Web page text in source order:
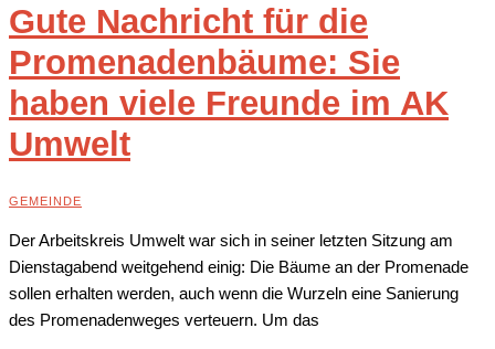
Gute Nachricht für die
Promenadenbäume: Sie
haben viele Freunde im AK
Umwelt
GEMEINDE
Der Arbeitskreis Umwelt war sich in seiner letzten Sitzung am
Dienstagabend weitgehend einig: Die Bäume an der Promenade
sollen erhalten werden, auch wenn die Wurzeln eine Sanierung
des Promenadenweges verteuern. Um das